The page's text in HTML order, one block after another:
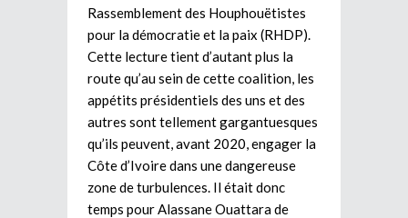
Rassemblement des Houphouëtistes
pour la démocratie et la paix (RHDP).
Cette lecture tient d’autant plus la
route qu’au sein de cette coalition, les
appétits présidentiels des uns et des
autres sont tellement gargantuesques
qu’ils peuvent, avant 2020, engager la
Côte d’Ivoire dans une dangereuse
zone de turbulences. Il était donc
temps pour Alassane Ouattara de